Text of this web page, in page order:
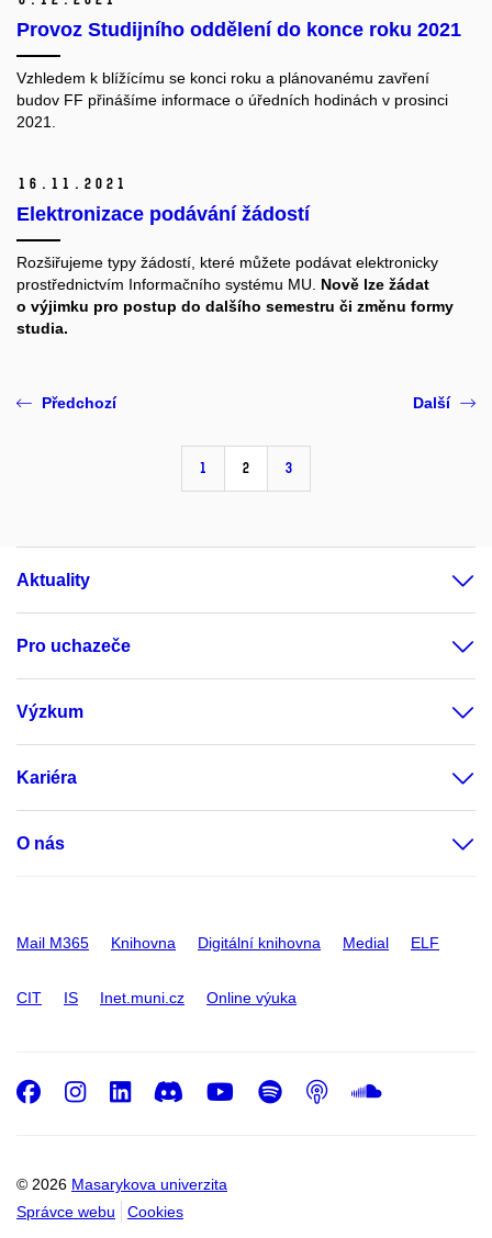
Provoz Studijního oddělení do konce roku 2021
Vzhledem k blížícímu se konci roku a plánovanému zavření
budov FF přinášíme informace o úředních hodinách v prosinci
2021.
16. 11. 2021
Elektronizace podávání žádostí
Rozšiřujeme typy žádostí, které můžete podávat elektronicky
prostřednictvím Informačního systému MU. Nově lze žádat
o výjimku pro postup do dalšího semestru či změnu formy
studia.
Předchozí
1 2 3
Další
Aktuality
Pro uchazeče
Výzkum
Kariéra
O nás
Mail M365 Knihovna Digitální knihovna Medial ELF
CIT IS Inet.muni.cz Online výuka
© 2026 Masarykova univerzita
Správce webu
Cookies
Facebook
Instagram
LinkedIn
DiscordYoutube
Spotify
Podcast